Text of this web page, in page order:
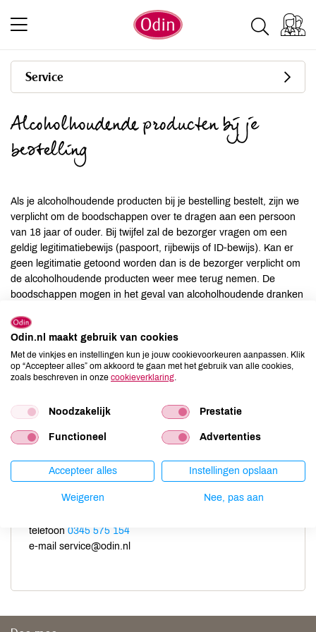
Service
Alcoholhoudende producten bij je
bestelling
Als je alcoholhoudende producten bij je bestelling bestelt, zijn we
verplicht om de boodschappen over te dragen aan een persoon
van 18 jaar of ouder. Bij twijfel zal de bezorger vragen om een
geldig legitimatiebewijs (paspoort, rijbewijs of ID-bewijs). Kan er
geen legitimatie getoond worden dan is de bezorger verplicht om
de alcoholhoudende producten weer mee terug nemen. De
boodschappen mogen in het geval van alcoholhoudende dranken
adres bij bestellen. Dit is een wettelijk verplichte maatregel.
Antwoord niet gevonden?
Ons serviceteam helpt je graag verder van maandag tot
met vrijdag van 09.00 tot 17.00 uur.
contactop via ons contactformulierof:
telefoon 0345 575 154
e-mail service@odin.nl
Odin.nl maakt gebruik van cookies
Met de vinkjes en instellingen kun je jouw cookievoorkeuren aanpassen. Klik
op “Accepteer alles” om akkoord te gaan met het gebruik van alle cookies,
zoals beschreven in onze cookieverklaring
Noodzakelijk Prestatie
Functioneel Advertenties
Accepteer alles Instellingen opslaan
Weigeren Nee, pas aan